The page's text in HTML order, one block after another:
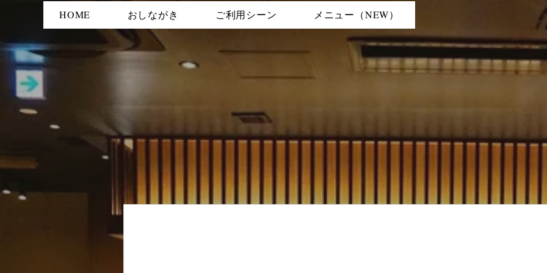
HOME おしながき ご利用シーン メニュー（NEW）